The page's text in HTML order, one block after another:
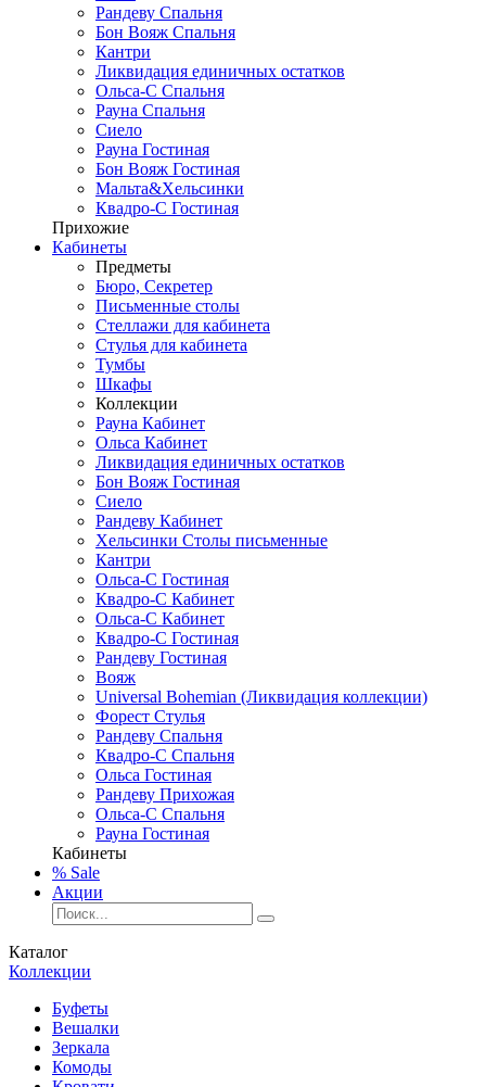
Рандеву Спальня
Бон Вояж Спальня
Кантри
Ликвидация единичных остатков
Ольса-С Спальня
Рауна Спальня
Сиело
Рауна Гостиная
Бон Вояж Гостиная
Мальта&Хельсинки
Квадро-С Гостиная
Прихожие
Кабинеты
Предметы
Бюро, Секретер
Письменные столы
Стеллажи для кабинета
Стулья для кабинета
Тумбы
Шкафы
Коллекции
Рауна Кабинет
Ольса Кабинет
Ликвидация единичных остатков
Бон Вояж Гостиная
Сиело
Рандеву Кабинет
Хельсинки Столы письменные
Кантри
Ольса-С Гостиная
Квадро-С Кабинет
Ольса-С Кабинет
Квадро-С Гостиная
Рандеву Гостиная
Вояж
Universal Bohemian (Ликвидация коллекции)
Форест Стулья
Рандеву Спальня
Квадро-С Спальня
Ольса Гостиная
Рандеву Прихожая
Ольса-С Спальня
Рауна Гостиная
Кабинеты
% Sale
Акции
Каталог
Коллекции
Буфеты
Вешалки
Зеркала
Комоды